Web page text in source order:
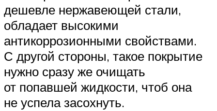
дешевле нержавеющей стали,
обладает высокими
антикоррозионными свойствами.
С другой стороны, такое покрытие
нужно сразу же очищать
от попавшей жидкости, чтоб она
не успела засохнуть.